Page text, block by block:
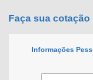
Faça sua cotação
Informações